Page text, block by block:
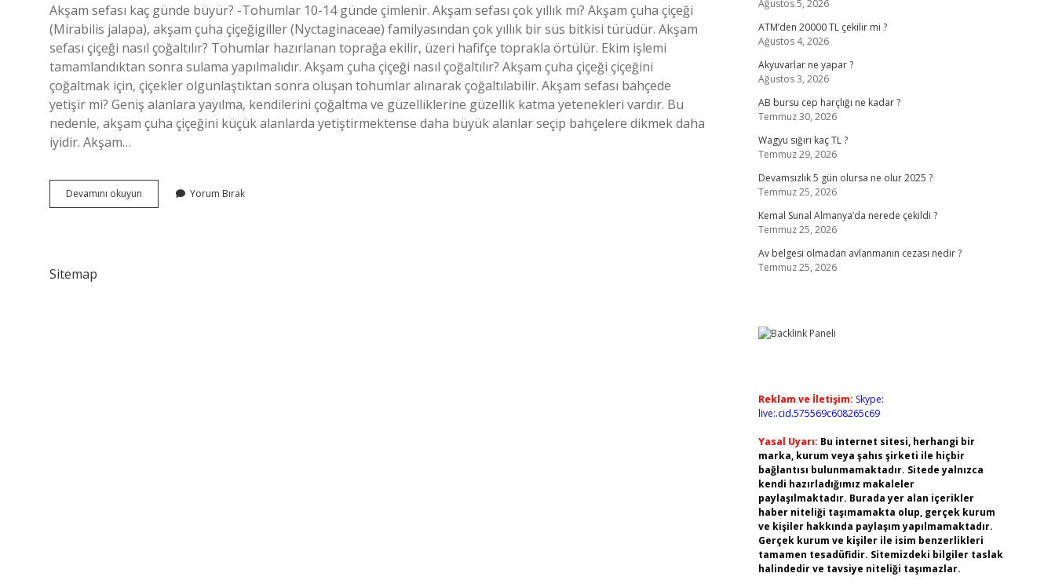
Akşam sefası kaç günde büyür? -Tohumlar 10-14 günde çimlenir. Akşam sefası çok yıllık mı? Akşam çuha çiçeği
(Mirabilis jalapa), akşam çuha çiçeğigiller (Nyctaginaceae) familyasından çok yıllık bir süs bitkisi türüdür. Akşam
sefası çiçeği nasıl çoğaltılır? Tohumlar hazırlanan toprağa ekilir, üzeri hafifçe toprakla örtülür. Ekim işlemi
tamamlandıktan sonra sulama yapılmalıdır. Akşam çuha çiçeği nasıl çoğaltılır? Akşam çuha çiçeği çiçeğini
çoğaltmak için, çiçekler olgunlaştıktan sonra oluşan tohumlar alınarak çoğaltılabilir. Akşam sefası bahçede
yetişir mi? Geniş alanlara yayılma, kendilerini çoğaltma ve güzelliklerine güzellik katma yetenekleri vardır. Bu
nedenle, akşam çuha çiçeğini küçük alanlarda yetiştirmektense daha büyük alanlar seçip bahçelere dikmek daha
iyidir. Akşam…
Devamını okuyun
Sefası
Yorum Bırak
Sitemap
Ağustos 5, 2026
ATM’den 20000 TL çekilir mi ?
Ağustos 4, 2026
Akyuvarlar ne yapar ?
Ağustos 3, 2026
AB bursu cep harçlığı ne kadar ?
Temmuz 30, 2026
Wagyu sığırı kaç TL ?
Temmuz 29, 2026
Devamsızlık 5 gün olursa ne olur 2025 ?
Temmuz 25, 2026
Kemal Sunal Almanya’da nerede çekildi ?
Temmuz 25, 2026
Av belgesi olmadan avlanmanın cezası nedir ?
Temmuz 25, 2026
Reklam ve İletişim: Skype:
live:.cid.575569c608265c69
Yasal Uyarı: Bu internet sitesi, herhangi bir
marka, kurum veya şahıs şirketi ile hiçbir
bağlantısı bulunmamaktadır. Sitede yalnızca
kendi hazırladığımız makaleler
paylaşılmaktadır. Burada yer alan içerikler
haber niteliği taşımamakta olup, gerçek kurum
ve kişiler hakkında paylaşım yapılmamaktadır.
Gerçek kurum ve kişiler ile isim benzerlikleri
tamamen tesadüfidir. Sitemizdeki bilgiler taslak
halindedir ve tavsiye niteliği taşımazlar.